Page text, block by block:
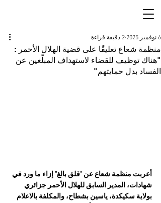
منظمة شعاع تعليقًا على قضية الهلال الأحمر :
"هناك توظيف للقضاء لاستهداف المبلّغين عن
الفساد بدل حمايتهم"
6 نوفمبر 2025 2 دقيقة قراءة
أعربت منظمة شعاع عن "قلق بالغ" إزاء ما ورد في
شهادات، المدير السابق للهلال الأحمر جزائري
بولاية سكيكدة، ياسين بشطاح، والمكلفة بالاعلام